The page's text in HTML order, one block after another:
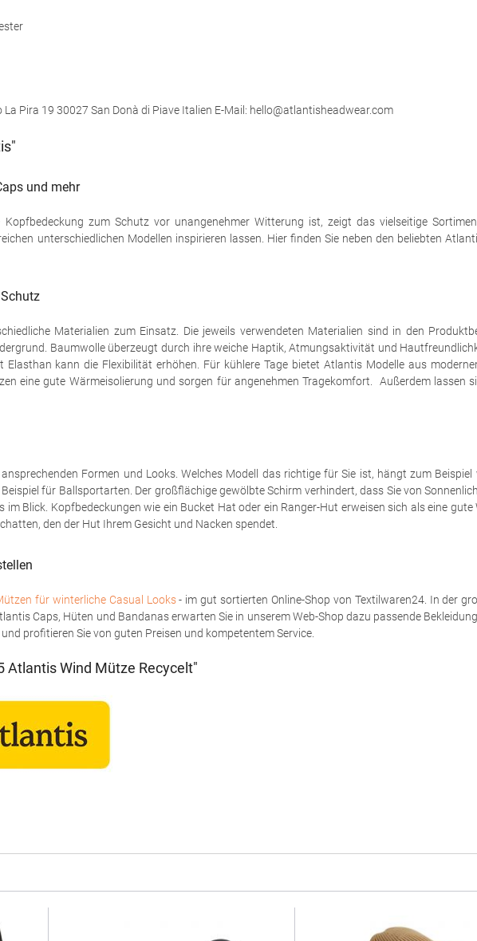
Pira 19 30027 San Donà di Piave Italien E-Mail: hello@atlantisheadwear.com
und mehr
zum Schutz vor unangenehmer Witterung ist, zeigt das vielseitige
unterschiedlichen Modellen inspirieren lassen. Hier finden Sie neben den beliebten
Materialien zum Einsatz. Die jeweils verwendeten Materialien sind in den
Baumwolle überzeugt durch ihre weiche Haptik, Atmungsaktivität und
Elasthan kann die Flexibilität erhöhen. Für kühlere Tage bietet Atlantis Modelle aus
eine gute Wärmeisolierung und sorgen für angenehmen Tragekomfort. Außerdem lassen
Formen und Looks. Welches Modell das richtige für Sie ist, hängt zum
für Ballsportarten. Der großflächige gewölbte Schirm verhindert, dass Sie von
im Blick. Kopfbedeckungen wie ein Bucket Hat oder ein Ranger-Hut erweisen sich als eine
den der Hut Ihrem Gesicht und Nacken spendet.
für winterliche Casual Looks- im gut sortierten Online-Shop von Textilwaren24. In der
Caps, Hüten und Bandanas erwarten Sie in unserem Web-Shop dazu passende
profitieren Sie von guten Preisen und kompetentem Service.
Atlantis Wind Mütze Recycelt"